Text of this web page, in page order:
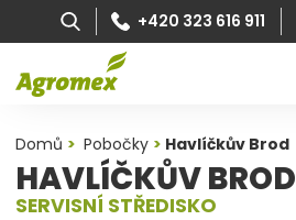
+420 323 616 911
Domů Pobočky Havlíčkův Brod
HAVLÍČKŮV BROD
SERVISNÍ STŘEDISKO